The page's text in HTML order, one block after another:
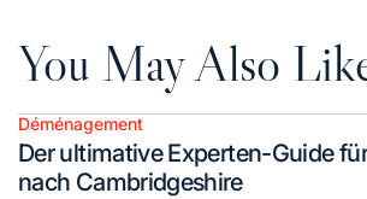
You May Also
Posted
in
Déménagement
Der ultimative Experten-Guide
nach Cambridgeshire